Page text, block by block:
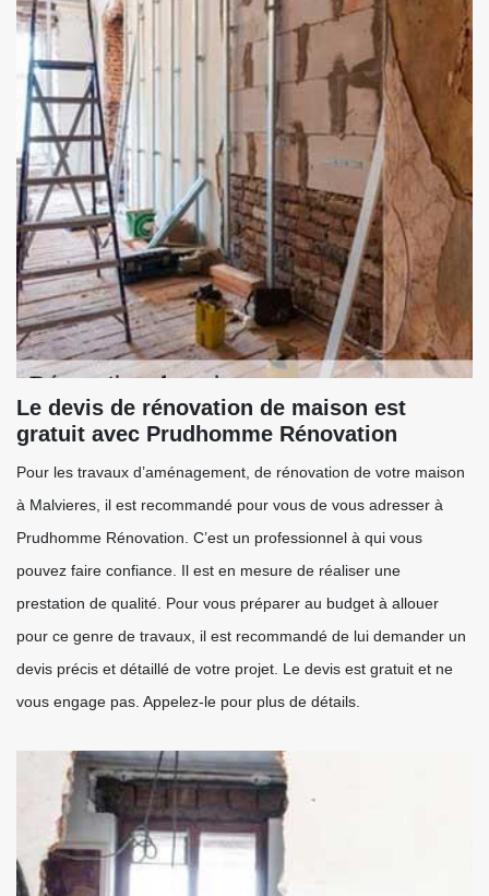
Le devis de rénovation de maison est
gratuit avec Prudhomme Rénovation
Pour les travaux d’aménagement, de rénovation de votre maison
à Malvieres, il est recommandé pour vous de vous adresser à
Prudhomme Rénovation. C’est un professionnel à qui vous
pouvez faire confiance. Il est en mesure de réaliser une
prestation de qualité. Pour vous préparer au budget à allouer
pour ce genre de travaux, il est recommandé de lui demander un
devis précis et détaillé de votre projet. Le devis est gratuit et ne
vous engage pas. Appelez-le pour plus de détails.